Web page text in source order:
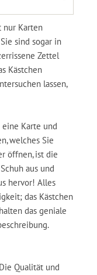
nur Karten
sind sogar in
Zettel
Kästchen
lassen,
Karte und
welches Sie
öffnen, ist die
aus und
hervor! Alles
das Kästchen
das geniale
Qualität und